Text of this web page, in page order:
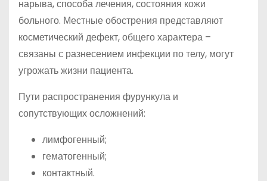
нарыва, способа лечения, состояния кожи
больного. Местные обострения представляют
косметический дефект, общего характера –
связаны с разнесением инфекции по телу, могут
угрожать жизни пациента.
Пути распространения фурункула и
сопутствующих осложнений:
лимфогенный;
гематогенный;
контактный.